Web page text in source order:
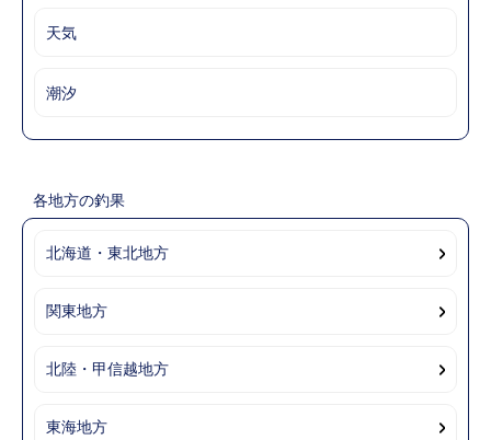
天気
潮汐
各地方の釣果
北海道・東北地方
関東地方
北陸・甲信越地方
東海地方